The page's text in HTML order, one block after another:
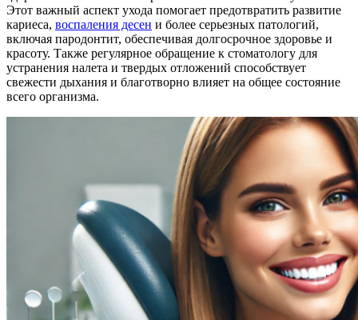
Этот важный аспект ухода помогает предотвратить развитие
кариеса, воспаления десен и более серьезных патологий,
включая пародонтит, обеспечивая долгосрочное здоровье и
красоту. Также регулярное обращение к стоматологу для
устранения налета и твердых отложений способствует
свежести дыхания и благотворно влияет на общее состояние
всего организма.